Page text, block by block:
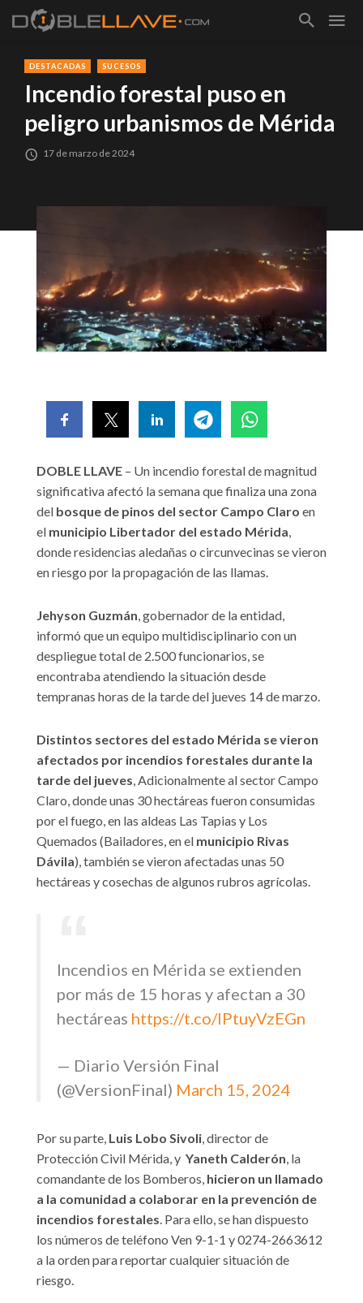
DESTACADAS SUCESOS
Incendio forestal puso en
peligro urbanismos de Mérida
17 de marzo de 2024
DOBLE LLAVE – Un incendio forestal de magnitud
significativa afectó la semana que finaliza una zona
del bosque de pinos del sector Campo Claro en
el municipio Libertador del estado Mérida,
donde residencias aledañas o circunvecinas se vieron
en riesgo por la propagación de las llamas.
Jehyson Guzmán, gobernador de la entidad,
informó que un equipo multidisciplinario con un
despliegue total de 2.500 funcionarios, se
encontraba atendiendo la situación desde
tempranas horas de la tarde del jueves 14 de marzo.
Distintos sectores del estado Mérida se vieron
afectados por incendios forestales durante la
tarde del jueves, Adicionalmente al sector Campo
Claro, donde unas 30 hectáreas fueron consumidas
por el fuego, en las aldeas Las Tapias y Los
Quemados (Bailadores, en el municipio Rivas
Dávila), también se vieron afectadas unas 50
hectáreas y cosechas de algunos rubros agrícolas.
Incendios en Mérida se extienden
por más de 15 horas y afectan a 30
hectáreas https://t.co/IPtuyVzEGn
— Diario Versión Final
(@VersionFinal) March 15, 2024
Por su parte, Luis Lobo Sivoli, director de
Protección Civil Mérida, y Yaneth Calderón, la
comandante de los Bomberos, hicieron un llamado
a la comunidad a colaborar en la prevención de
incendios forestales. Para ello, se han dispuesto
los números de teléfono Ven 9-1-1 y 0274-2663612
a la orden para reportar cualquier situación de
riesgo.